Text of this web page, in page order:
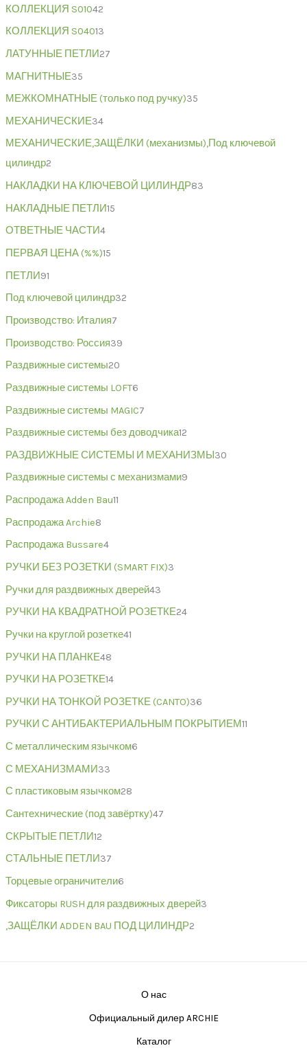
КОЛЛЕКЦИЯ S01042
КОЛЛЕКЦИЯ S04013
ЛАТУННЫЕ ПЕТЛИ27
МАГНИТНЫЕ35
МЕЖКОМНАТНЫЕ (только под ручку)35
МЕХАНИЧЕСКИЕ34
МЕХАНИЧЕСКИЕ,ЗАЩЁЛКИ (механизмы),Под ключевой
цилиндр2
НАКЛАДКИ НА КЛЮЧЕВОЙ ЦИЛИНДР83
НАКЛАДНЫЕ ПЕТЛИ15
ОТВЕТНЫЕ ЧАСТИ4
ПЕРВАЯ ЦЕНА (%%)15
ПЕТЛИ91
Под ключевой цилиндр32
Производство: Италия7
Производство: Россия39
Раздвижные системы20
Раздвижные системы LOFT6
Раздвижные системы MAGIC7
Раздвижные системы без доводчика12
РАЗДВИЖНЫЕ СИСТЕМЫ И МЕХАНИЗМЫ 30
Раздвижные системы с механизмами9
Распродажа Adden Bau11
Распродажа Archie8
Распродажа Bussare4
РУЧКИ БЕЗ РОЗЕТКИ (SMART FIX)3
Ручки для раздвижных дверей43
РУЧКИ НА КВАДРАТНОЙ РОЗЕТКЕ24
Ручки на круглой розетке41
РУЧКИ НА ПЛАНКЕ48
РУЧКИ НА РОЗЕТКЕ14
РУЧКИ НА ТОНКОЙ РОЗЕТКЕ (CANTO)36
РУЧКИ С АНТИБАКТЕРИАЛЬНЫМ ПОКРЫТИЕМ11
С металлическим язычком6
С МЕХАНИЗМАМИ33
С пластиковым язычком28
Сантехнические (под завёртку)47
СКРЫТЫЕ ПЕТЛИ12
СТАЛЬНЫЕ ПЕТЛИ37
Торцевые ограничители6
Фиксаторы RUSH для раздвижных дверей3
,ЗАЩЁЛКИ ADDEN BAU ПОД ЦИЛИНДР2
О нас
Официальный дилер ARCHIE
Каталог